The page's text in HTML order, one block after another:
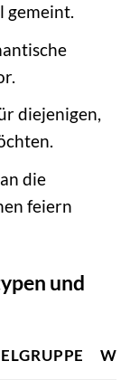
gemeint.
diejenigen,
die
feiern
und